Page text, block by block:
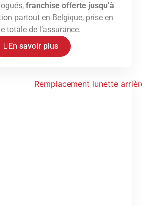
franchise offerte jusqu’à
partout en Belgique, prise en
totale de l’assurance.
En savoir plus